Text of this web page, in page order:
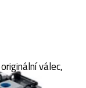
válec,